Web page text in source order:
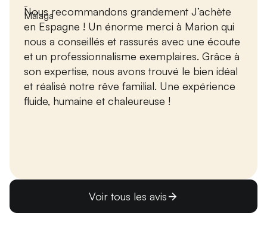
-
Málaga
Nous recommandons grandement J’achète
en Espagne ! Un énorme merci à Marion qui
nous a conseillés et rassurés avec une écoute
et un professionnalisme exemplaires. Grâce à
son expertise, nous avons trouvé le bien idéal
et réalisé notre rêve familial. Une expérience
fluide, humaine et chaleureuse !
Voir tous les avis